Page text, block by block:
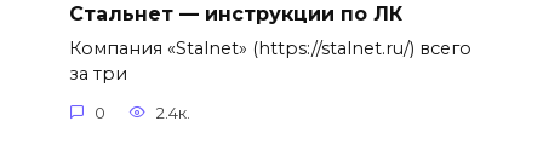
Стальнет — инструкции по ЛК
Компания «Stalnet» (https://stalnet.ru/) всего
за три
0 2.4к.